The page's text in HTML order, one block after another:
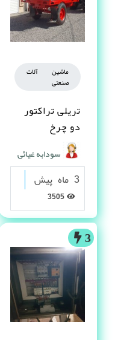
ماشین آلات
صنعتی
تریلی تراکتور
دو چرخ
سودابه غیاثی
3 ماه پیش
3